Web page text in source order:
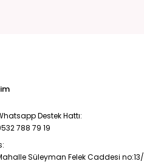
Destek Hattı:
788 79 19
Süleyman Felek Caddesi